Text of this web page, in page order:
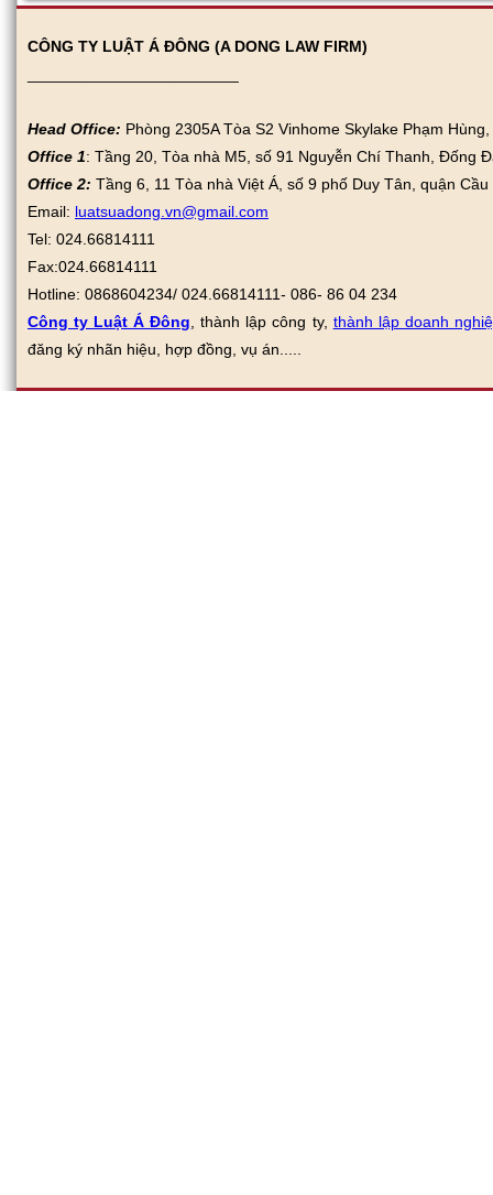
Warning : _cake_model_ cache
CÔNG TY LUẬT Á ĐÔNG (A DONG LAW FIRM)
Head Office: Phòng 2305A Tòa S2 Vinhome Skylake Phạm
Office 1: Tầng 20, Tòa nhà M5, số 91 Nguyễn Chí Thanh, Đống
Office 2: Tầng 6, 11 Tòa nhà Việt Á, số 9 phố Duy Tân, quận
Email: luatsuadong.vn@gmail.com
Tel: 024.66814111
Fax:024.66814111
Hotline: 0868604234/ 024.66814111- 086- 86 04 234
Công ty Luật Á Đông , thành lập công ty, thành lập doanh
đăng ký nhãn hiệu, hợp đồng, vụ án.....